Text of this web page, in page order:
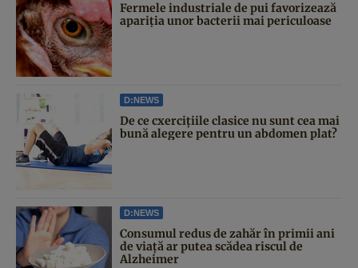
Fermele industriale de pui favorizează
apariția unor bacterii mai periculoase
D:NEWS
De ce cxercițiile clasice nu sunt cea mai
bună alegere pentru un abdomen plat?
D:NEWS
Consumul redus de zahăr în primii ani
de viață ar putea scădea riscul de
Alzheimer